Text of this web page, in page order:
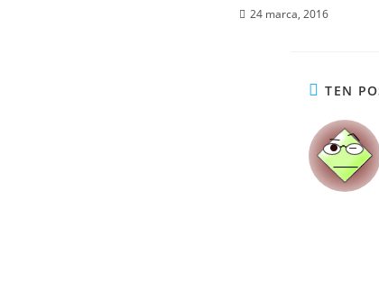
24 marca, 2016
TEN